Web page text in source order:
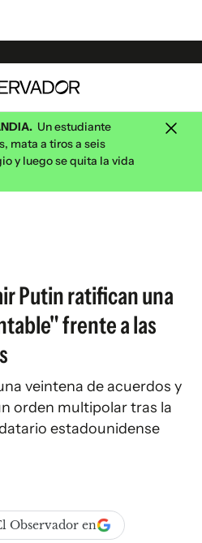
Un estudiante
mata a tiros a seis
y luego se quita la vida
Putin ratifican una
frente a las
veintena de acuerdos y
orden multipolar tras la
estadounidense
Observador en